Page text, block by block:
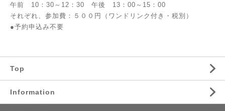
午前 10：30～12：30 午後 13：00～15：00
それぞれ、参加費：５００円（ワンドリンク付き・税別）
●予約申込み不要
Top
Information